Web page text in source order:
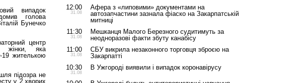
випадок
голова
Бунечко
центр
жінки, яка
19 жителькою
підозра не
у 2 хворих
12:00
31.08
Афера з «липовими» документами на
автозапчастини зазнала фіаско на Закарпатській
митниці
11:30
31.08
Мешканця Малого Березного судитимуть за
неодноразові факти збуту канабісу
11:00
31.08
СБУ викрила незаконного торговця зброєю на
Закарпатті
10:30
31.08
В Ужгороді виявили і випадок коронавірусу